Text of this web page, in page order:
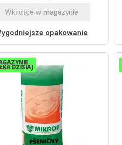
Wkrótce w magazynie
opakowanie
DZISIAJ